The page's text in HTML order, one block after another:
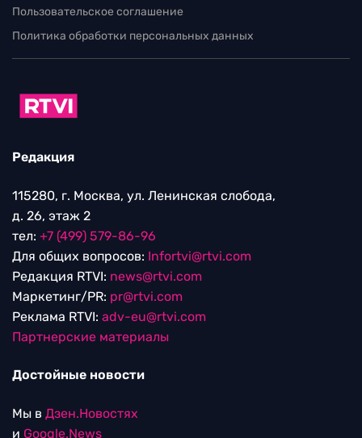
Пользовательское соглашение
Политика обработки персональных данных
Редакция
115280, г. Москва, ул. Ленинская слобода,
д. 26, этаж 2
тел: +7 (499) 579-86-96
Для общих вопросов: Infortvi@rtvi.com
Редакция RTVI: news@rtvi.com
Маркетинг/PR: pr@rtvi.com
Реклама RTVI: adv-eu@rtvi.com
Партнерские материалы
Достойные новости
Мы в Дзен.Новостях
и Google.News